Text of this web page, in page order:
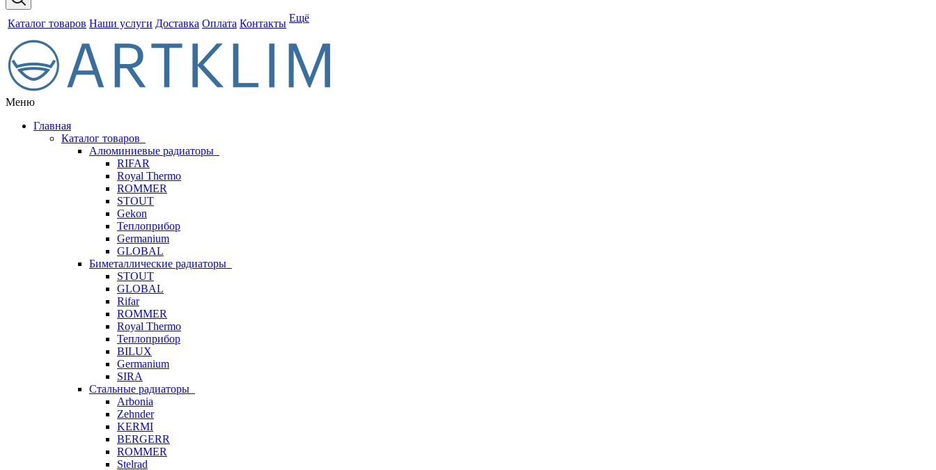
Каталог товаров Наши услуги Доставка Оплата Контакты Ещё
Меню
Главная
Каталог товаров
Алюминиевые радиаторы
RIFAR
Royal Thermo
ROMMER
STOUT
Gekon
Теплоприбор
Germanium
GLOBAL
Биметаллические радиаторы
STOUT
GLOBAL
Rifar
ROMMER
Royal Thermo
Теплоприбор
BILUX
Germanium
SIRA
Стальные радиаторы
Arbonia
Zehnder
KERMI
BERGERR
ROMMER
Stelrad